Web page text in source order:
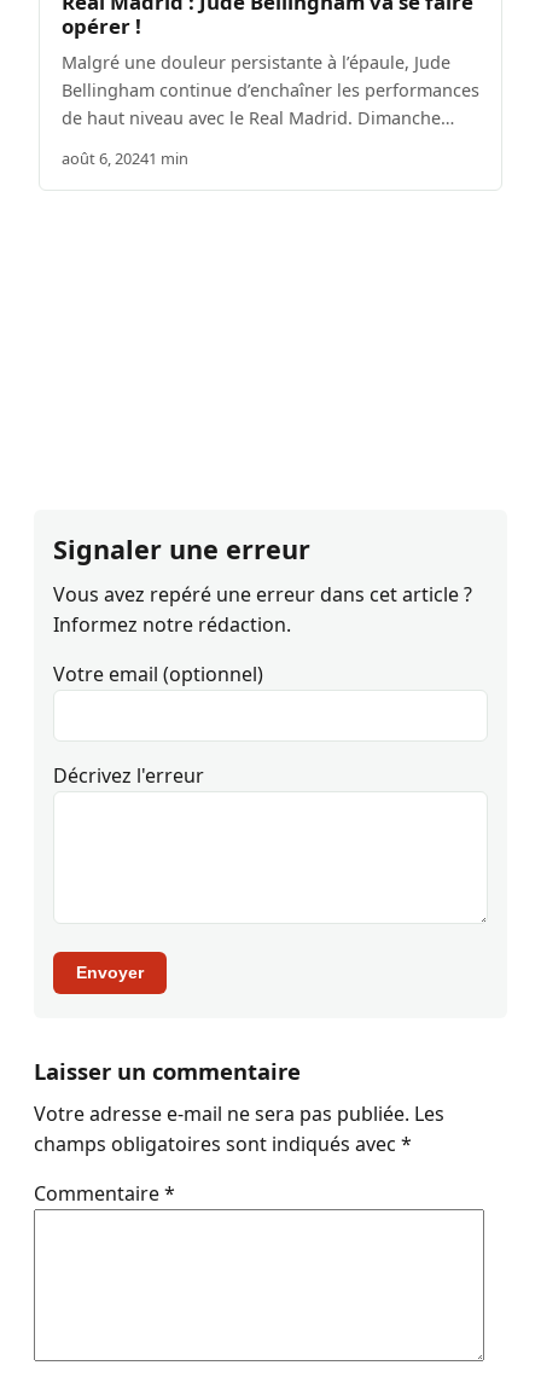
opérer !
Malgré une douleur persistante à l’épaule, Jude
Bellingham continue d’enchaîner les performances
de haut niveau avec le Real Madrid. Dimanche…
août 6, 20241 min
Signaler une erreur
Vous avez repéré une erreur dans cet article ?
Informez notre rédaction.
Votre email (optionnel)
Décrivez l'erreur
Envoyer
Laisser un commentaire
Votre adresse e-mail ne sera pas publiée. Les
champs obligatoires sont indiqués avec *
Commentaire*